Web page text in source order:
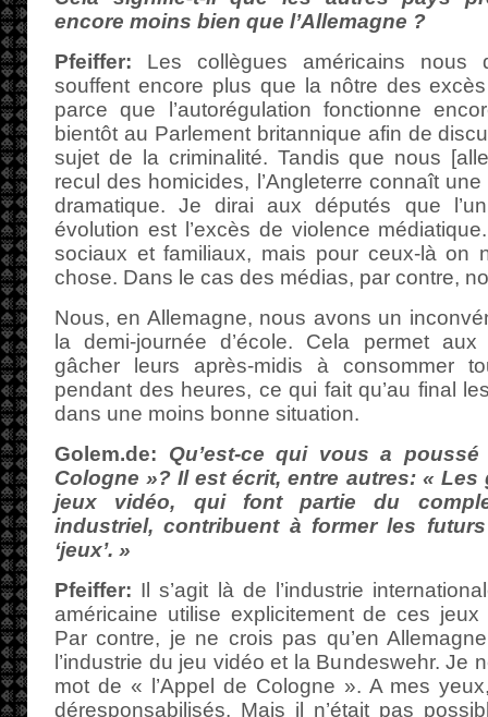
encore moins bien que l’Allemagne ?
Pfeiffer: Les collègues américains nous
souffent encore plus que la nôtre des
parce que l’autorégulation fonctionne
bientôt au Parlement britannique afin de
sujet de la criminalité. Tandis que nous
recul des homicides, l’Angleterre connaît
dramatique. Je dirai aux députés que
évolution est l’excès de violence
sociaux et familiaux, mais pour ceux-là on
chose. Dans le cas des médias, par contre,
Nous, en Allemagne, nous avons un
la demi-journée d’école. Cela permet
gâcher leurs après-midis à consommer
pendant des heures, ce qui fait qu’au final
dans une moins bonne situation.
Golem.de: Qu’est-ce qui vous a
Cologne »? Il est écrit, entre autres: «
jeux vidéo, qui font partie du
industriel, contribuent à former les
‘jeux’. »
Pfeiffer: Il s’agit là de l’industrie
américaine utilise explicitement de ces
Par contre, je ne crois pas qu’en
l’industrie du jeu vidéo et la Bundeswehr. Je
mot de « l’Appel de Cologne ». A mes
déresponsabilisés. Mais il n’était pas